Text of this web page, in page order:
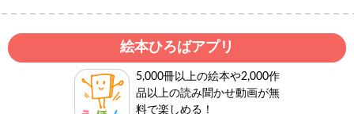
絵本ひろばアプリ
5,000冊以上の絵本や2,000作
品以上の読み聞かせ動画が無
料で楽しめる！